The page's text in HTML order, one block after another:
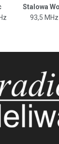
Stalowa
93,5 MHz